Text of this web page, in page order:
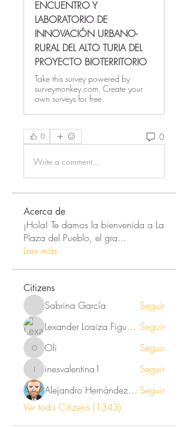
ENCUENTRO Y
LABORATORIO DE
INNOVACIÓN URBANO-
RURAL DEL ALTO TURIA DEL
PROYECTO BIOTERRITORIO
Take this survey powered by
surveymonkey.com. Create your
own surveys for free.
0 0
Write a comment...
Acerca de
¡Hola! Te damos la bienvenida a La
Plaza del Pueblo, el gra...
Leer más
Citizens
Sabrina García
Seguir
Lexander Loaiza Figueroa Seguir
Oli Oli Seguir
inesvalentina1
inesvalentina1
Seguir
Alejandro Hernández Renner Seguir
Ver todo Citizens (1343)